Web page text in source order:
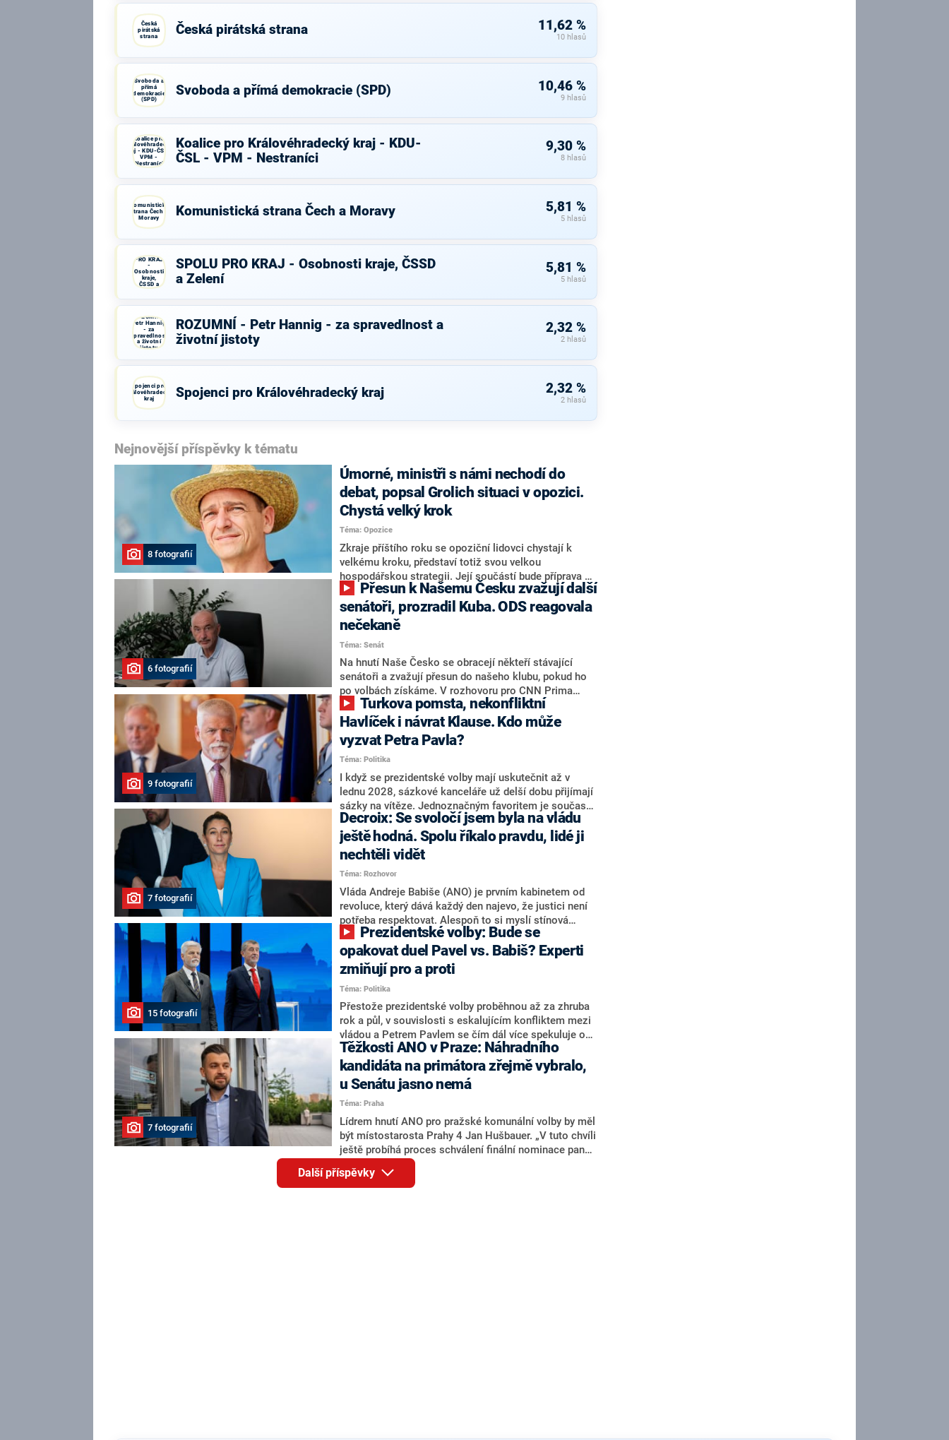
Česká
pirátská
strana
Česká pirátská strana 11,62 %
10 hlasů
Svoboda a
přímá
demokracie
(SPD)
Svoboda a přímá demokracie (SPD) 10,46 %
9 hlasů
Koalice pro
Královéhradecký
kraj - KDU-ČSL -
VPM -
Nestraníci
Koalice pro Královéhradecký kraj - KDU-
ČSL - VPM - Nestraníci
9,30 %
8 hlasů
Komunistická
strana Čech a
Moravy
Komunistická strana Čech a Moravy 5,81 %
5 hlasů
PRO KRAJ
-
Osobnosti
kraje,
ČSSD a
Zelení
SPOLU PRO KRAJ - Osobnosti kraje, ČSSD
a Zelení
5,81 %
5 hlasů
ROZUMNÍ -
Petr Hannig
- za
spravedlnost
a životní
jistoty
ROZUMNÍ - Petr Hannig - za spravedlnost a
životní jistoty
2,32 %
2 hlasů
Spojenci pro
Královéhradecký
kraj
Spojenci pro Královéhradecký kraj 2,32 %
2 hlasů
Nejnovější příspěvky k tématu
8 fotografií
Úmorné, ministři s námi nechodí do
debat, popsal Grolich situaci v opozici.
Chystá velký krok
Téma: Opozice
Zkraje příštího roku se opoziční lidovci chystají k
velkému kroku, představí totiž svou velkou
hospodářskou strategii. Její součástí bude příprava na
stárnutí populace, řekl ve středu na setkání s novináři
nový předseda lidovců Jan Grolich. Ten zároveň v
senátních volbách kandiduje ve Vyškově. Popsal i
aktivitu opozice, o níž vládní strany nebo političtí
komentátoři mluví jako o slabé a v defenzivě. „Je to
úmorná práce upozorňovat na chyby vlády. Ministři s
námi navíc nechodí do debat. Chceme ale ukazovat
svoje témata,“ odpověděl Grolich na dotaz CNN Prima
NEWS.
6 fotografií
senátoři, prozradil Kuba. ODS reagovala
nečekaně
Téma: Senát
Na hnutí Naše Česko se obracejí někteří stávající
senátoři a zvažují přesun do našeho klubu, pokud ho
po volbách získáme. V rozhovoru pro CNN Prima
NEWS to řekl zakladatel hnutí a jihočeský hejtman
Martin Kuba. Konkrétní nebyl, ale získat by takto mohl
například senátora Zdeňka Hrabu, který je dnes
součástí klubu ODS a TOP 09. Hraba to na dotaz
redakce nevyloučil. Předseda klubu senátorů ODS
Zdeněk Nytra redakci řekl, že počítá s odchodem
některých senátorů z klubu a že Naše Česko není
nepřítel, ale soupeř.
9 fotografií
Havlíček i návrat Klause. Kdo může
vyzvat Petra Pavla?
Téma: Politika
I když se prezidentské volby mají uskutečnit až v
lednu 2028, sázkové kanceláře už delší dobu přijímají
sázky na vítěze. Jednoznačným favoritem je současná
hlava státu Petr Pavel. Daleko za ním pak bookmakeři
zmiňují dva výrazné politiky ANO, tedy premiéra
Andreje Babiše a ministra průmyslu Karla Havlíčka.
Oblíbeným tipem samotných sázkařů je poslanec za
Motoristy Filip Turek. Politolog Jan Kubáček nicméně
o případné kandidatuře kohokoliv ze zmíněné trojice
značně pochybuje. Podle něj současná koalice dosud
nemá osobu, která by Pavlovi mohla konkurovat.
7 fotografií
Decroix: Se svoločí jsem byla na vládu
ještě hodná. Spolu říkalo pravdu, lidé ji
nechtěli vidět
Téma: Rozhovor
Vláda Andreje Babiše (ANO) je prvním kabinetem od
revoluce, který dává každý den najevo, že justici není
potřeba respektovat. Alespoň to si myslí stínová
ministryně spravedlnosti ODS Eva Decroix. V
rozhovoru pro CNN Prima NEWS si nebrala servítky
ohledně politického výkonu svého nástupce Jeronýma
Tejce (za ANO) či vládní zmocněnkyně pro lidská
práva Taťány Malé (ANO). Označením „svoloč“ na
adresu vlády prý byla ještě hodná. Decroix se také
vrátila k volební porážce koalice Spolu či promluvila o
hnutí Naše Česko Martina Kuby.
15 fotografií
opakovat duel Pavel vs. Babiš? Experti
zmiňují pro a proti
Téma: Politika
Přestože prezidentské volby proběhnou až za zhruba
rok a půl, v souvislosti s eskalujícím konfliktem mezi
vládou a Petrem Pavlem se čím dál více spekuluje o
tom, koho by do bitvy o Hrad mohla vyslat současná
koalice. Někteří političtí komentátoři znovu vytahují
jméno premiéra Andreje Babiše (ANO). Jak moc je
pravděpodobné, že se v prezidentských volbách 2028
bude znovu opakovat souboj z roku 2023?
7 fotografií
Těžkosti ANO v Praze: Náhradního
kandidáta na primátora zřejmě vybralo,
u Senátu jasno nemá
Téma: Praha
Lídrem hnutí ANO pro pražské komunální volby by měl
být místostarosta Prahy 4 Jan Hušbauer. „V tuto chvíli
ještě probíhá proces schválení finální nominace pana
Jana Hušbauera Výborem hnutí ANO,“ uvedl pro
redakci místopředseda pražského ANO Martin
Benkovič. O Hušbauerovi se spekulovalo jako o
Další příspěvky